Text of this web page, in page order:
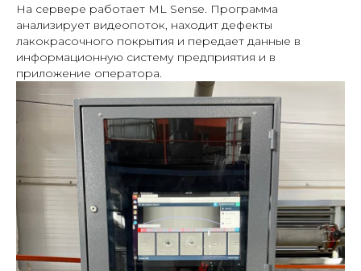
На сервере работает ML Sense. Программа
анализирует видеопоток, находит дефекты
лакокрасочного покрытия и передает данные в
информационную систему предприятия и в
приложение оператора.